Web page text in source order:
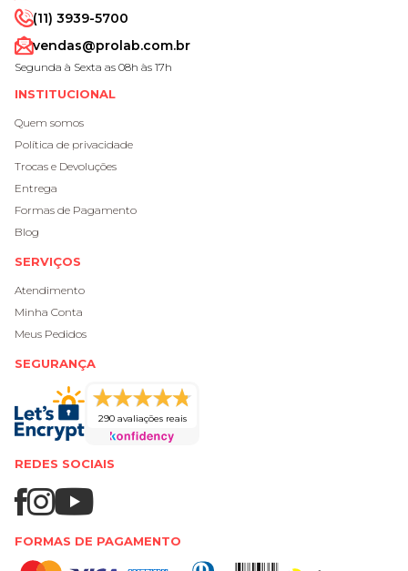
(11) 3939-5700
vendas@prolab.com.br
Segunda à Sexta as 08h às 17h
INSTITUCIONAL
Quem somos
Política de privacidade
Trocas e Devoluções
Entrega
Formas de Pagamento
Blog
SERVIÇOS
Atendimento
Minha Conta
Meus Pedidos
SEGURANÇA
290 avaliações reais
REDES SOCIAIS
FORMAS DE PAGAMENTO